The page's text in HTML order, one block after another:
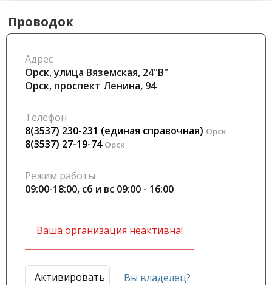
Проводок
Адрес
Орск, улица Вяземская, 24"В"
Орск, проспект Ленина, 94
Телефон
8(3537) 230-231 (единая справочная) Орск
8(3537) 27-19-74 Орск
Режим работы
09:00-18:00, сб и вс 09:00 - 16:00
Ваша организация неактивна!
Активировать Вы владелец?